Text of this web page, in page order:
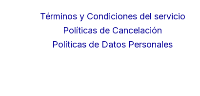
Términos y Condiciones del servicio
Políticas de Cancelación
Políticas de Datos Personales